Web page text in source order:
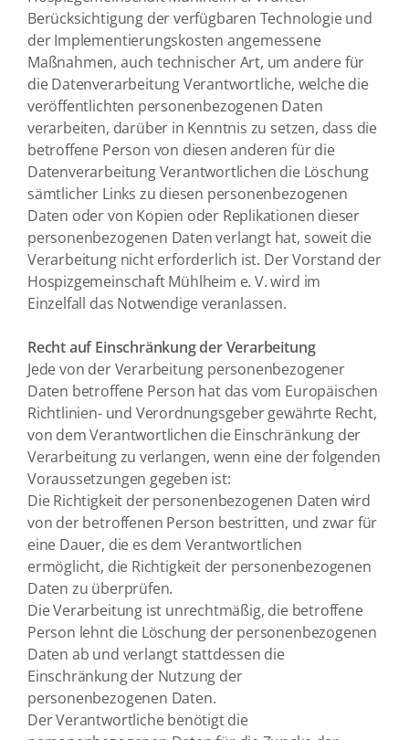
Berücksichtigung der verfügbaren Technologie und
der Implementierungskosten angemessene
Maßnahmen, auch technischer Art, um andere für
die Datenverarbeitung Verantwortliche, welche die
veröffentlichten personenbezogenen Daten
verarbeiten, darüber in Kenntnis zu setzen, dass die
betroffene Person von diesen anderen für die
Datenverarbeitung Verantwortlichen die Löschung
sämtlicher Links zu diesen personenbezogenen
Daten oder von Kopien oder Replikationen dieser
personenbezogenen Daten verlangt hat, soweit die
Verarbeitung nicht erforderlich ist. Der Vorstand der
Hospizgemeinschaft Mühlheim e. V. wird im
Einzelfall das Notwendige veranlassen.
Recht auf Einschränkung der Verarbeitung
Jede von der Verarbeitung personenbezogener
Daten betroffene Person hat das vom Europäischen
Richtlinien- und Verordnungsgeber gewährte Recht,
von dem Verantwortlichen die Einschränkung der
Verarbeitung zu verlangen, wenn eine der folgenden
Voraussetzungen gegeben ist:
Die Richtigkeit der personenbezogenen Daten wird
von der betroffenen Person bestritten, und zwar für
eine Dauer, die es dem Verantwortlichen
ermöglicht, die Richtigkeit der personenbezogenen
Daten zu überprüfen.
Die Verarbeitung ist unrechtmäßig, die betroffene
Person lehnt die Löschung der personenbezogenen
Daten ab und verlangt stattdessen die
Einschränkung der Nutzung der
personenbezogenen Daten.
Der Verantwortliche benötigt die